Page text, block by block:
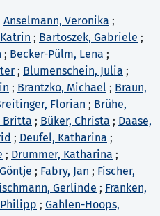
Anselmann, Veronika ;
; Bartoszek, Gabriele ;
; Becker-Pülm, Lena ;
; Blumenschein, Julia ;
; Brantzko, Michael ; Braun,
Florian ; Brühe,
Britta ; Büker, Christa ; Daase,
; Deufel, Katharina ;
; Drummer, Katharina ;
; Fabry, Jan ; Fischer,
Gerlinde ; Franken,
Philipp ; Gahlen-Hoops,